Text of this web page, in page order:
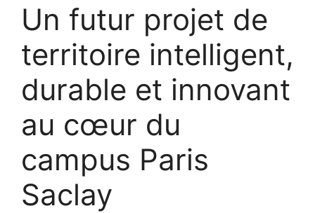
Un futur projet de
territoire intelligent,
durable et innovant
au cœur du
campus Paris
Saclay